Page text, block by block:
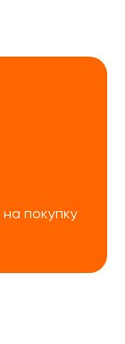
на покупку